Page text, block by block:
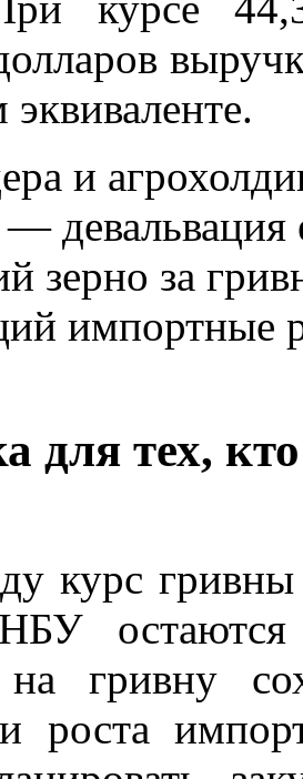
и
девальвация
зерно за
импортные
для тех,
курс гривны
гривну
роста